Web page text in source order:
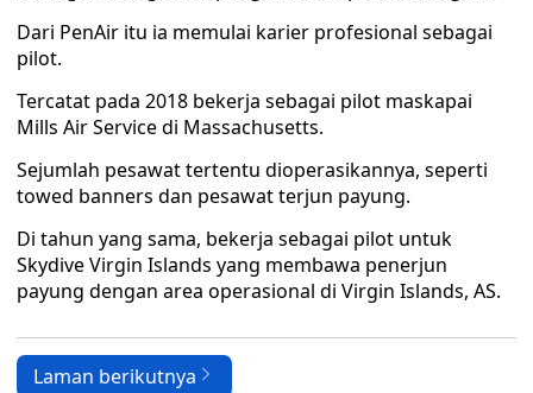
Dari PenAir itu ia memulai karier profesional sebagai
pilot.
Tercatat pada 2018 bekerja sebagai pilot maskapai
Mills Air Service di Massachusetts.
Sejumlah pesawat tertentu dioperasikannya, seperti
towed banners dan pesawat terjun payung.
Di tahun yang sama, bekerja sebagai pilot untuk
Skydive Virgin Islands yang membawa penerjun
payung dengan area operasional di Virgin Islands, AS.
Laman berikutnya